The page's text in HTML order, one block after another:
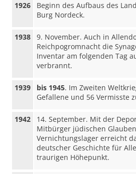
1926
Beginn des Aufbaus des
Burg Nordeck.
1938
9. November. Auch in
Reichpogromnacht die
Inventar am folgenden Tag
verbrannt.
1939 bis 1945. Im Zweiten
Gefallene und 56 Vermisste
1942
14. September. Mit der
Mitbürger jüdischen
Vernichtungslager erreicht
deutscher Geschichte für
traurigen Höhepunkt.